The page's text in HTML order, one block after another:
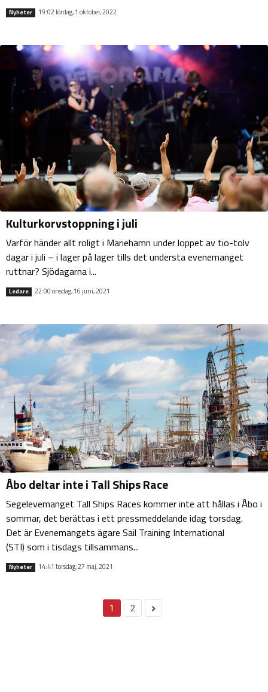
Nyheter 19:02 lördag, 1 oktober, 2022
Kulturkorvstoppning i juli
Varför händer allt roligt i Mariehamn under loppet av tio-tolv
dagar i juli – i lager på lager tills det understa evenemanget
ruttnar? Sjödagarna i...
Ledare 22:00 onsdag, 16 juni, 2021
Åbo deltar inte i Tall Ships Race
Segelevemanget Tall Ships Races kommer inte att hållas i Åbo i
sommar, det berättas i ett pressmeddelande idag torsdag.
Det är Evenemangets ägare Sail Training International
(STI) som i tisdags tillsammans...
Nyheter 14:41 torsdag, 27 maj, 2021
1 2